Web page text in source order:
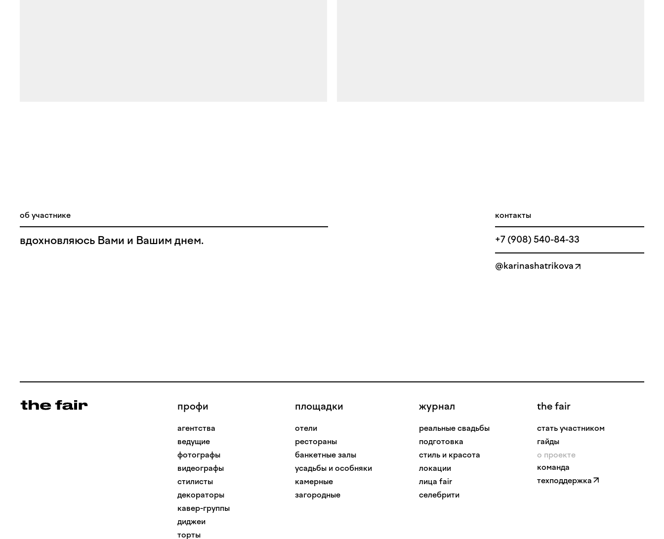
об участнике
вдохновляюсь Вами и Вашим днем.
контакты
+7 (908) 540-84-33
@karinashatrikova
профи
агентства
ведущие
фотографы
видеографы
стилисты
декораторы
кавер-группы
диджеи
торты
площадки
отели
рестораны
банкетные залы
усадьбы и особняки
камерные
загородные
журнал
реальные свадьбы
подготовка
стиль и красота
локации
лица fair
селебрити
the fair
стать участником
гайды
о проекте
команда
техподдержка